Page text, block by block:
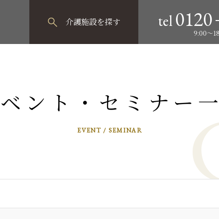
介護施設を探す tel0120
9:00～
ント・セミナー
EVENT / SEMINAR